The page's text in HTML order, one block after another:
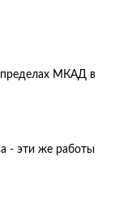
пределах МКАД в
- эти же работы